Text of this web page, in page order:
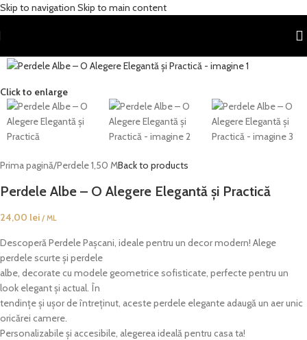
Skip to navigation Skip to main content
Click to enlarge
Prima pagină/Perdele 1,50 MBack to products
Perdele Albe – O Alegere Elegantă și Practică
24,00 lei / ML
Descoperă Perdele Pașcani, ideale pentru un decor modern! Alege
perdele scurte și perdele
albe, decorate cu modele geometrice sofisticate, perfecte pentru un
look elegant și actual. În
tendințe și ușor de întreținut, aceste perdele elegante adaugă un aer unic
oricărei camere.
Personalizabile și accesibile, alegerea ideală pentru casa ta!